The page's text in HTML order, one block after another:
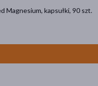
Magnesium, kapsułki, 90 szt.